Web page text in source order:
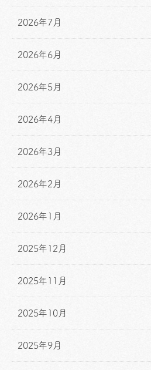
2026年7月
2026年6月
2026年5月
2026年4月
2026年3月
2026年2月
2026年1月
2025年12月
2025年11月
2025年10月
2025年9月